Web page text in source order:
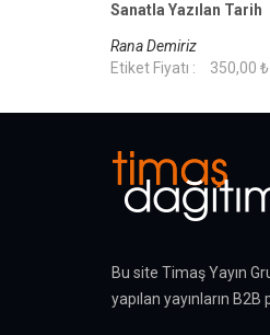
Sanatla Yazılan Tarih
Rana Demiriz
Etiket Fiyatı :
350,00 ₺
Bu site Timaş Yayın
yapılan yayınların